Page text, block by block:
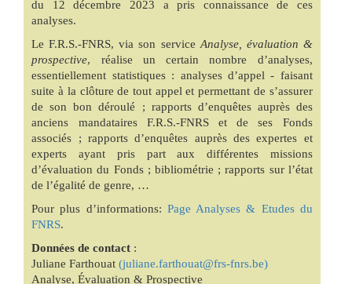
du 12 décembre 2023 a pris connaissance de ces
analyses.
Le F.R.S.-FNRS, via son service Analyse, évaluation &
prospective, réalise un certain nombre d’analyses,
essentiellement statistiques : analyses d’appel - faisant
suite à la clôture de tout appel et permettant de s’assurer
de son bon déroulé ; rapports d’enquêtes auprès des
anciens mandataires F.R.S.-FNRS et de ses Fonds
associés ; rapports d’enquêtes auprès des expertes et
experts ayant pris part aux différentes missions
d’évaluation du Fonds ; bibliométrie ; rapports sur l’état
de l’égalité de genre, …
Pour plus d’informations: Page Analyses & Etudes du
FNRS.
Données de contact :
Juliane Farthouat(juliane.farthouat@frs-fnrs.be)
Analyse, Évaluation & Prospective